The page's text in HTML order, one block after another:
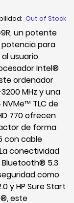
Out of Stock
un potente
para
usuario.
Intel®
ordenador
MHz y una
TLC de
770 ofrecen
de forma
con cable
conectividad
5.3
como
y HP Sure Start
este